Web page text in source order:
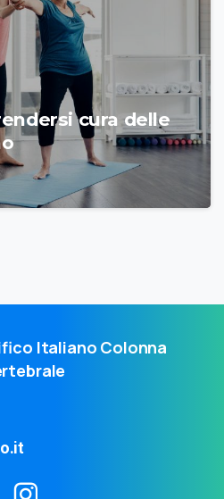
cura delle
Italiano Colonna